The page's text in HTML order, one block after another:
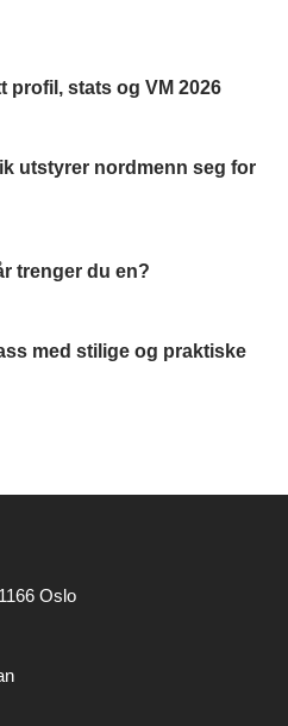
profil, stats og VM 2026
utstyrer nordmenn seg for
trenger du en?
med stilige og praktiske
Oslo